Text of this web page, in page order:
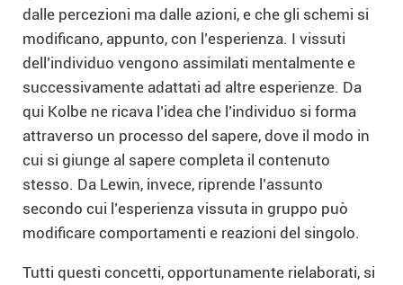
dalle percezioni ma dalle azioni, e che gli schemi si
modificano, appunto, con l’esperienza. I vissuti
dell’individuo vengono assimilati mentalmente e
successivamente adattati ad altre esperienze. Da
qui Kolbe ne ricava l’idea che l’individuo si forma
attraverso un processo del sapere, dove il modo in
cui si giunge al sapere completa il contenuto
stesso. Da Lewin, invece, riprende l’assunto
secondo cui l’esperienza vissuta in gruppo può
modificare comportamenti e reazioni del singolo.
Tutti questi concetti, opportunamente rielaborati, si